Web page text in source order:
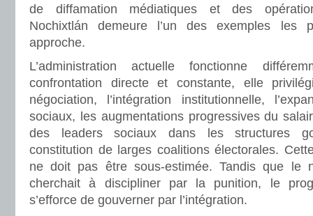
de diffamation médiatiques et des
Nochixtlán demeure l’un des exemples les
approche.
L’administration actuelle fonctionne
confrontation directe et constante, elle
négociation, l’intégration institutionnelle,
sociaux, les augmentations progressives du
des leaders sociaux dans les structures
constitution de larges coalitions électorales.
ne doit pas être sous-estimée. Tandis que le
cherchait à discipliner par la punition, le
s’efforce de gouverner par l’intégration.